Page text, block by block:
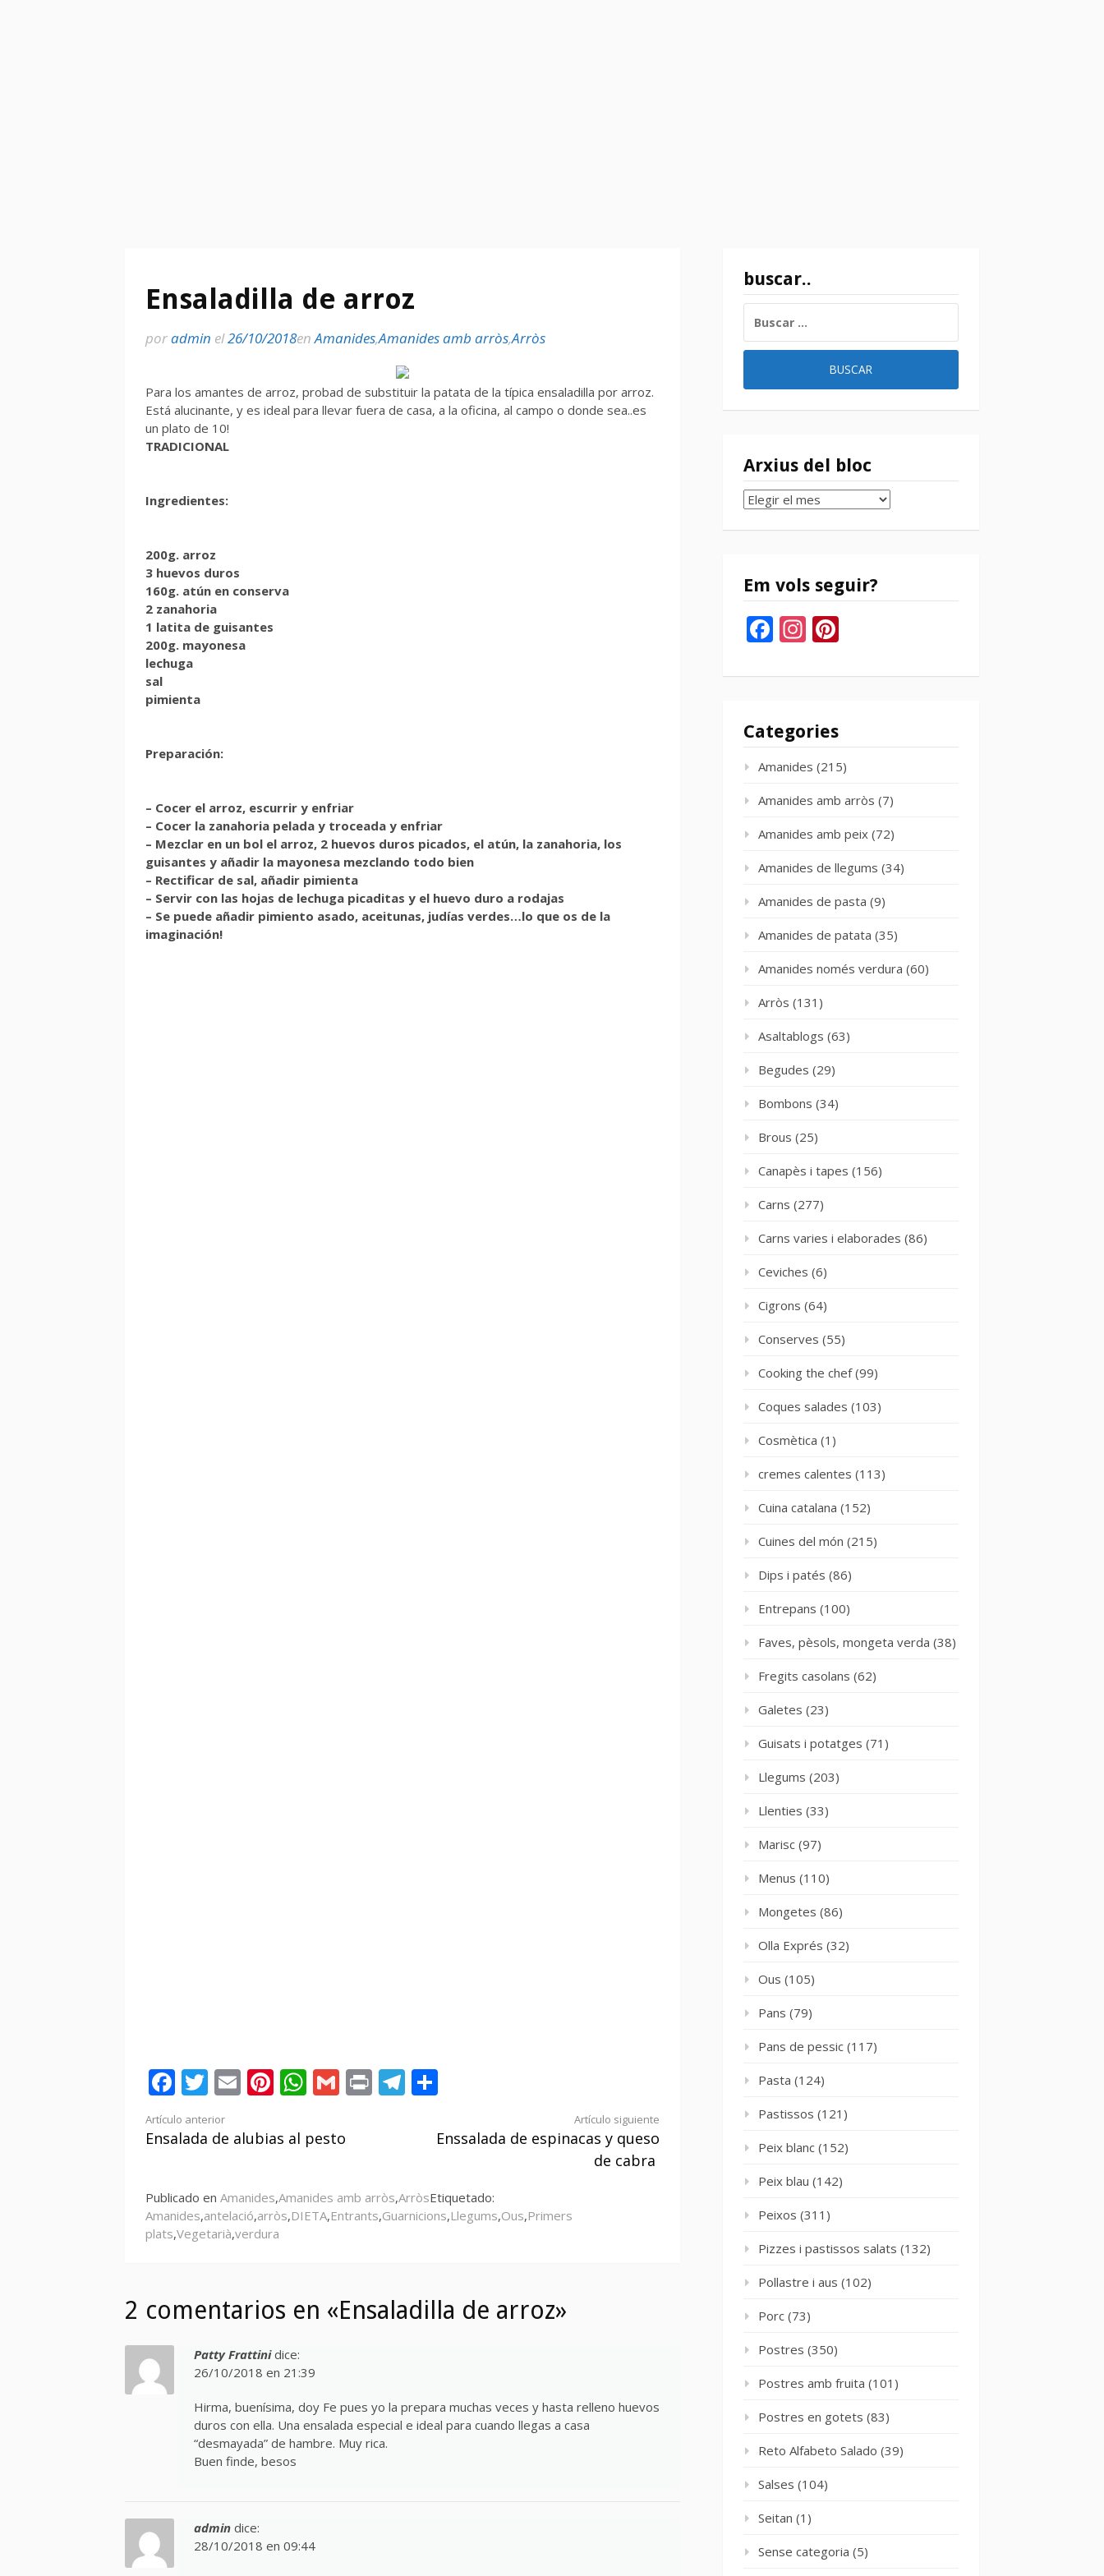
Ensaladilla de arroz
poradmin el26/10/2018enAmanides,Amanides amb arròs,Arròs
Para los amantes de arroz, probad de substituir la patata de la típica ensaladilla por arroz.
Está alucinante, y es ideal para llevar fuera de casa, a la oficina, al campo o donde sea..es
un plato de 10!
TRADICIONAL
Ingredientes:
200g. arroz
3 huevos duros
160g. atún en conserva
2 zanahoria
1 latita de guisantes
200g. mayonesa
lechuga
sal
pimienta
Preparación:
– Cocer el arroz, escurrir y enfriar
– Cocer la zanahoria pelada y troceada y enfriar
– Mezclar en un bol el arroz, 2 huevos duros picados, el atún, la zanahoria, los
guisantes y añadir la mayonesa mezclando todo bien
– Rectificar de sal, añadir pimienta
– Servir con las hojas de lechuga picaditas y el huevo duro a rodajas
– Se puede añadir pimiento asado, aceitunas, judías verdes…lo que os de la
imaginación!
Facebook
Twitter
EmailPinterest
WhatsApp
GmailPrintTelegram
Seguir
Artículo anterior
Ensalada de alubias al pesto
Artículo siguiente
Enssalada de espinacas y queso
de cabra
Publicado en Amanides,Amanides amb arròs,ArròsEtiquetado:
Amanides,antelació,arròs,DIETA,Entrants,Guarnicions,Llegums,Ous,Primers
plats,Vegetarià,verdura
2 comentarios en «Ensaladilla de arroz»
Patty Frattini dice:
26/10/2018 en 21:39
Hirma, buenísima, doy Fe pues yo la prepara muchas veces y hasta relleno huevos
duros con ella. Una ensalada especial e ideal para cuando llegas a casa
“desmayada” de hambre. Muy rica.
Buen finde, besos
admin dice:
28/10/2018 en 09:44
buscar..
Arxius del bloc
Arxius
bloc
Em vols seguir?
Facebook
Instagram
Categories
Amanides (215)
Amanides amb arròs (7)
Amanides amb peix (72)
Amanides de llegums (34)
Amanides de pasta (9)
Amanides de patata (35)
Amanides només verdura (60)
Arròs (131)
Asaltablogs (63)
Begudes (29)
Bombons (34)
Brous (25)
Canapès i tapes (156)
Carns (277)
Carns varies i elaborades (86)
Ceviches (6)
Cigrons (64)
Conserves (55)
Cooking the chef(99)
Coques salades (103)
Cosmètica (1)
cremes calentes (113)
Cuina catalana (152)
Cuines del món (215)
Dips i patés (86)
Entrepans (100)
Faves, pèsols, mongeta verda (38)
Fregits casolans (62)
Galetes (23)
Guisats i potatges (71)
Llegums (203)
Llenties (33)
Marisc (97)
Menus (110)
Mongetes (86)
Olla Exprés (32)
Ous (105)
Pans (79)
Pans de pessic (117)
Pasta (124)
Pastissos (121)
Peix blanc (152)
Peix blau (142)
Peixos (311)
Pizzes i pastissos salats (132)
Pollastre i aus (102)
Porc (73)
Postres (350)
Postres amb fruita (101)
Postres en gotets (83)
Reto Alfabeto Salado (39)
Salses (104)
Seitan (1)
Sense categoria (5)